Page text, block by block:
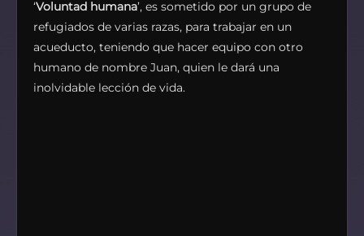
‘Voluntad humana’, es sometido por un grupo de
refugiados de varias razas, para trabajar en un
acueducto, teniendo que hacer equipo con otro
humano de nombre Juan, quien le dará una
inolvidable lección de vida.